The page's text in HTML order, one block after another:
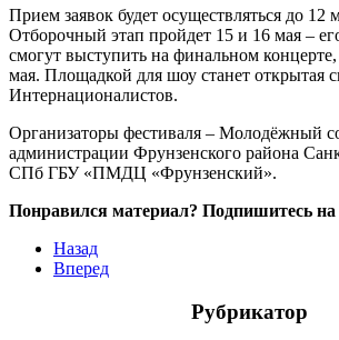
Прием заявок будет осуществляться до 12
Отборочный этап пройдет 15 и 16 мая –
смогут выступить на финальном
мая. Площадкой для шоу станет открытая
Интернационалистов.
Организаторы фестиваля – Молодёжный
администрации Фрунзенского района
СПб ГБУ «ПМДЦ «Фрунзенский».
Понравился материал? Подпишитесь на
Назад
Вперед
Рубрикатор